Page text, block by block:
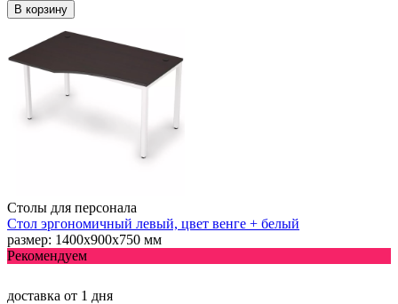
В корзину
Столы для персонала
Стол эргономичный левый, цвет венге + белый
размер: 1400х900х750 мм
Рекомендуем
доставка от 1 дня